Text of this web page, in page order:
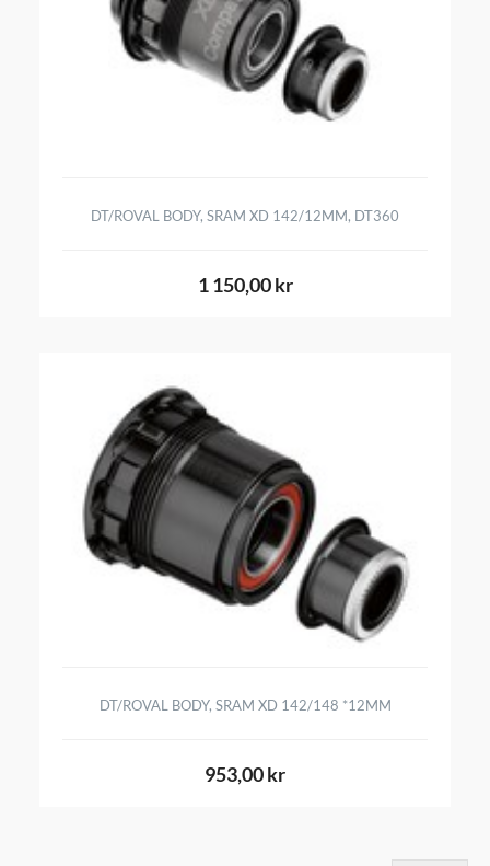
DT/ROVAL BODY, SRAM XD 142/12MM, DT360
1 150,00 kr
DT/ROVAL BODY, SRAM XD 142/148 *12MM
953,00 kr